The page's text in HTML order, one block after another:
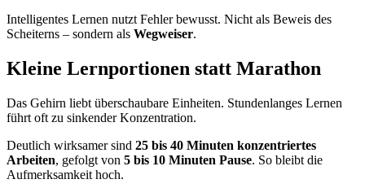
Intelligentes Lernen nutzt Fehler bewusst. Nicht als Beweis des
Scheiterns – sondern als Wegweiser.
Kleine Lernportionen statt Marathon
Das Gehirn liebt überschaubare Einheiten. Stundenlanges Lernen
führt oft zu sinkender Konzentration.
Deutlich wirksamer sind 25 bis 40 Minuten konzentriertes
Arbeiten, gefolgt von 5 bis 10 Minuten Pause. So bleibt die
Aufmerksamkeit hoch.